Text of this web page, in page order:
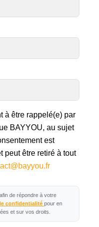
à être rappelé(e) par
BAYYOU, au sujet
est
peut être retiré à tout
afin de répondre à votre
confidentialité pour en
et sur vos droits.